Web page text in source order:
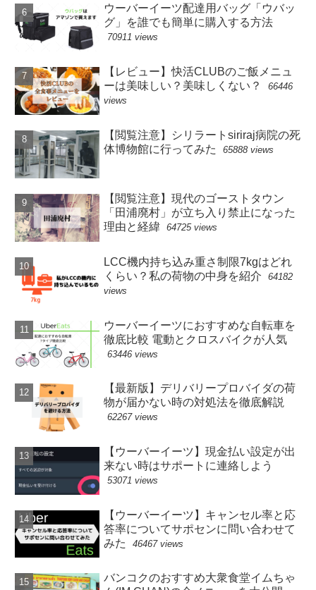
ウーバーイーツ配達用バッグ「ウバッ
グ」を誰でも簡単に購入する方法
70911 views
【レビュー】快活CLUBのご飯メニュ
ーは美味しい？美味しくない？
66446
views
【閲覧注意】シリラートsiriraj病院の死
体博物館に行ってみた
65888 views
【閲覧注意】現代のゴーストタウン
「田浦廃村」が立ち入り禁止になった
理由と経緯
64725 views
LCC機内持ち込み重さ制限7kgはどれ
くらい？私の荷物の中身を紹介
64182
views
ウーバーイーツにおすすめな自転車を
徹底比較 電動とクロスバイクが人気
63446 views
【最新版】デリバリープロバイダの荷
物が届かない時の対処法を徹底解説
62267 views
【ウーバーイーツ】現金払い設定が出
来ない時はサポートに連絡しよう
53071 views
【ウーバーイーツ】キャンセル率と応
答率についてサポセンに問い合わせて
みた
46467 views
バンコクのおすすめ大衆食堂イムちゃ